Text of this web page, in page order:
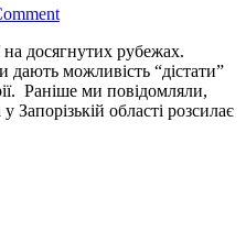
досягнутих рубежах.
дають можливість “дістати”
Раніше ми повідомляли,
області розсилає